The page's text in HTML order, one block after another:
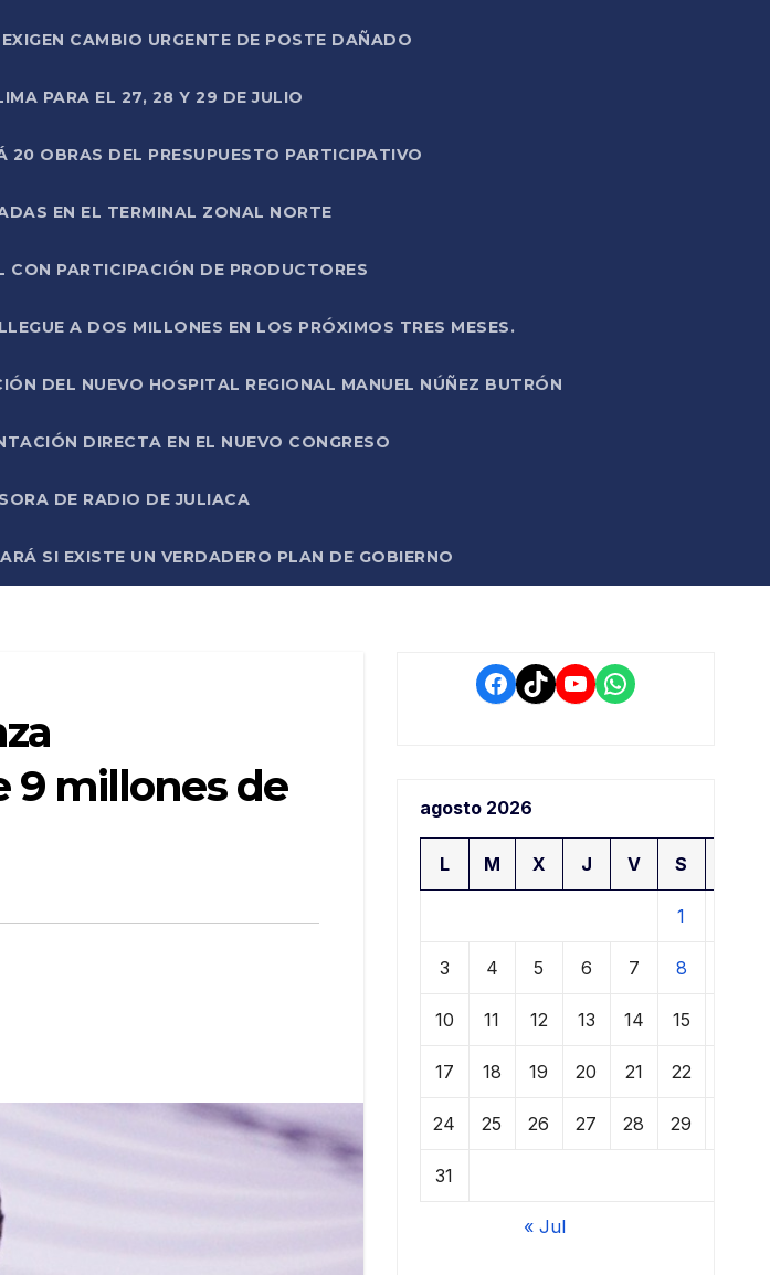
CAMBIO URGENTE DE POSTE DAÑADO
PARA EL 27, 28 Y 29 DE JULIO
20 OBRAS DEL PRESUPUESTO PARTICIPATIVO
EN EL TERMINAL ZONAL NORTE
PARTICIPACIÓN DE PRODUCTORES
A DOS MILLONES EN LOS PRÓXIMOS TRES MESES.
DEL NUEVO HOSPITAL REGIONAL MANUEL NÚÑEZ BUTRÓN
DIRECTA EN EL NUEVO CONGRESO
DE RADIO DE JULIACA
SI EXISTE UN VERDADERO PLAN DE GOBIERNO
9 millones de
Facebook
TikTokYouTube
WhatsApp
agosto 2026
L M X J V S
1
3 4 5 6 7 8
10 11 12 13 14 15
17 18 19 20 21 22
24 25 26 27 28 29
31
« Jul